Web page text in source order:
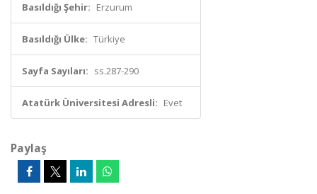
Basıldığı Şehir: Erzurum
Basıldığı Ülke: Türkiye
Sayfa Sayıları: ss.287-290
Atatürk Üniversitesi Adresli: Evet
Paylaş